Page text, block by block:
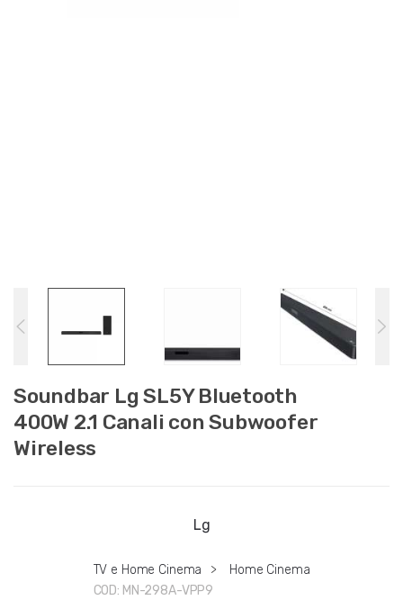
Soundbar Lg SL5Y Bluetooth
400W 2.1 Canali con Subwoofer
Wireless
Lg
TV e Home Cinema >
Home Cinema
COD: MN-298A-VPP9